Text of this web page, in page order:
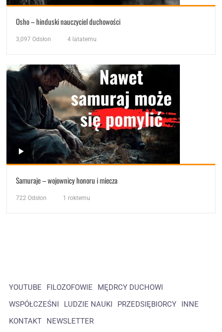
Osho – hinduski nauczyciel duchowości
3,097 Odsłon 4 latatemu
Samuraje – wojownicy honoru i miecza
722 Odsłon 1 roktemu
YOUTUBE FILOZOFOWIE
MĘDRCY DUCHOWI
WSPÓŁCZEŚNI
LUDZIE NAUKI PRZEDSIĘBIORCY
INNE
KONTAKT
NEWSLETTER